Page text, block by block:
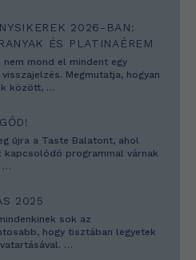
2026-BAN:
ÉS PLATINAÉREM
nem mond el mindent egy
Megmutatja, hogyan
között, …
újra a Taste Balatont, ahol
kapcsolódó programmal várnak
…
2025
sok az
hogy tisztában legyetek
…